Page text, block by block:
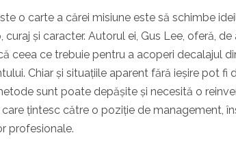
o carte a cărei misiune este să schimbe
curaj și caracter. Autorul ei, Gus Lee, oferă,
ceea ce trebuie pentru a acoperi decalajul
Chiar și situațiile aparent fără ieșire pot
sunt poate depășite și necesită o
țintesc către o poziție de management,
profesionale.